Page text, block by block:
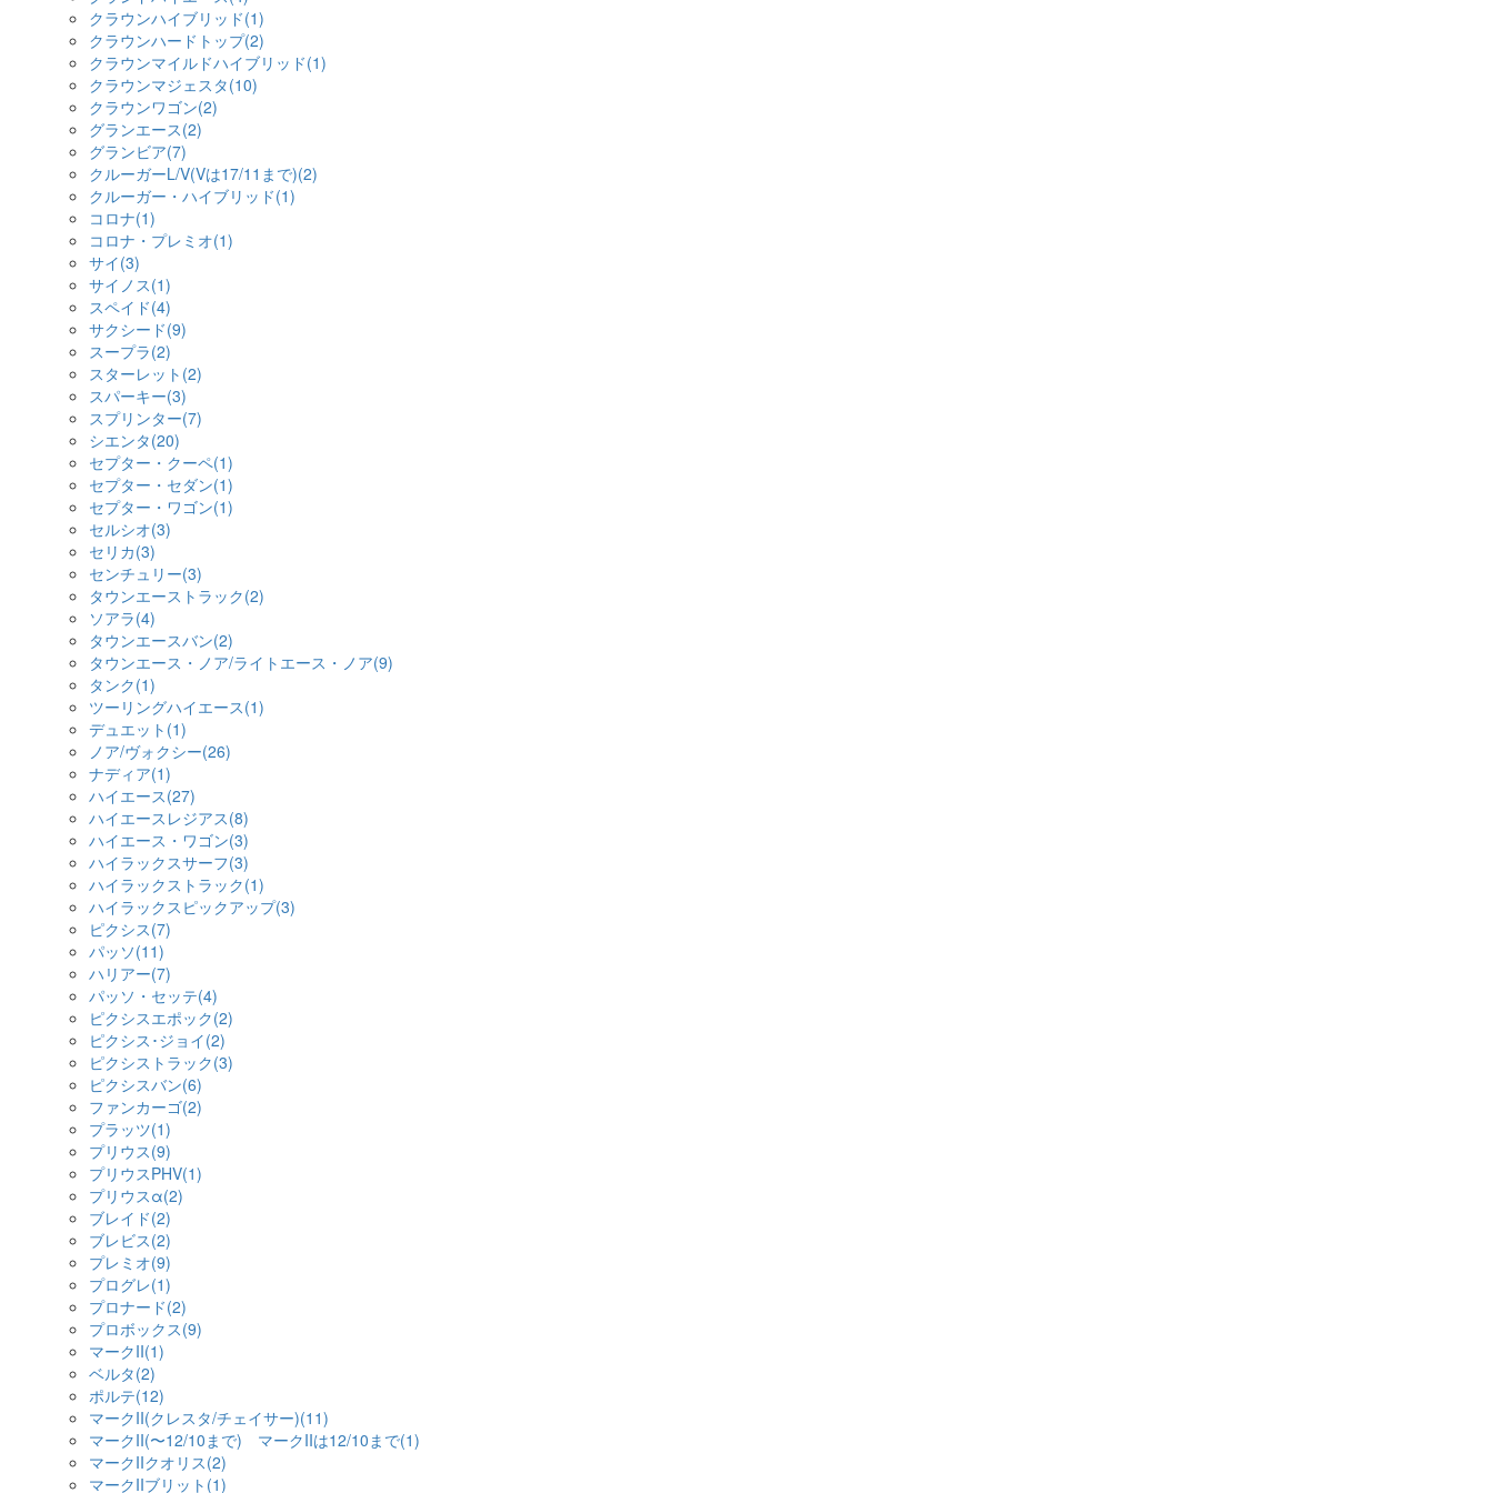
クラウンハイブリッド(1)
クラウンハードトップ(2)
クラウンマイルドハイブリッド(1)
クラウンマジェスタ(10)
クラウンワゴン(2)
グランエース(2)
グランビア(7)
クルーガーL/V(Vは17/11まで)(2)
クルーガー・ハイブリッド(1)
コロナ(1)
コロナ・プレミオ(1)
サイ(3)
サイノス(1)
スペイド(4)
サクシード(9)
スープラ(2)
スターレット(2)
スパーキー(3)
スプリンター(7)
シエンタ(20)
セプター・クーペ(1)
セプター・セダン(1)
セプター・ワゴン(1)
セルシオ(3)
セリカ(3)
センチュリー(3)
タウンエーストラック(2)
ソアラ(4)
タウンエースバン(2)
タウンエース・ノア/ライトエース・ノア(9)
タンク(1)
ツーリングハイエース(1)
デュエット(1)
ノア/ヴォクシー(26)
ナディア(1)
ハイエース(27)
ハイエースレジアス(8)
ハイエース・ワゴン(3)
ハイラックスサーフ(3)
ハイラックストラック(1)
ハイラックスピックアップ(3)
ピクシス(7)
パッソ(11)
ハリアー(7)
パッソ・セッテ(4)
ピクシスエポック(2)
ピクシス･ジョイ(2)
ピクシストラック(3)
ピクシスバン(6)
ファンカーゴ(2)
プラッツ(1)
プリウス(9)
プリウスPHV(1)
プリウスα(2)
ブレイド(2)
ブレビス(2)
プレミオ(9)
プログレ(1)
プロナード(2)
プロボックス(9)
マークII(1)
ベルタ(2)
ポルテ(12)
マークII(クレスタ/チェイサー)(11)
マークII(〜12/10まで) マークIIは12/10まで(1)
マークIIクオリス(2)
マークIIブリット(1)